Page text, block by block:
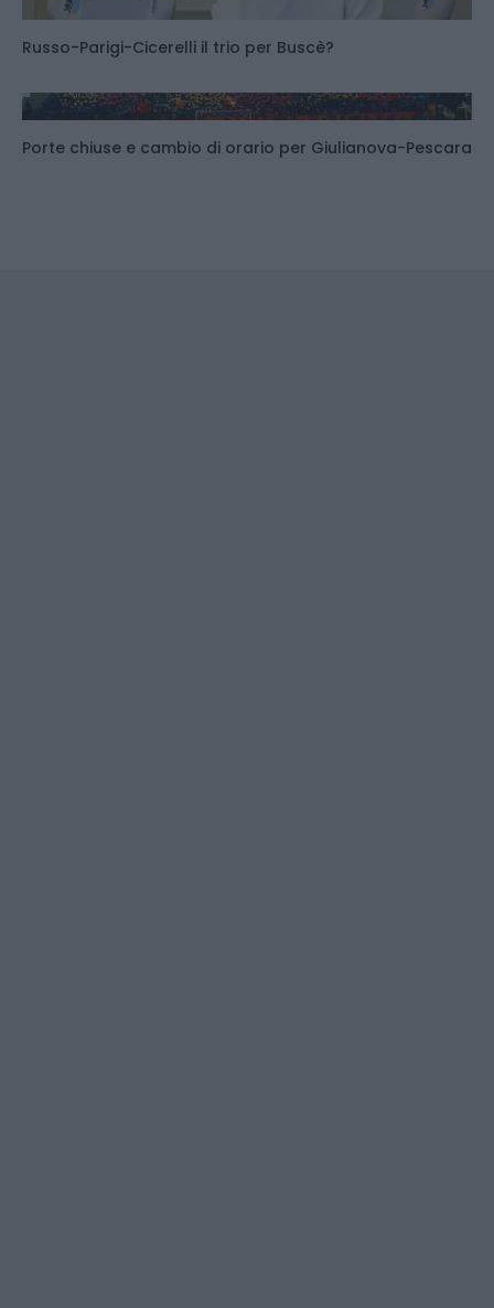
Russo-Parigi-Cicerelli il trio per Buscè?
Porte chiuse e cambio di orario per Giulianova-Pescara